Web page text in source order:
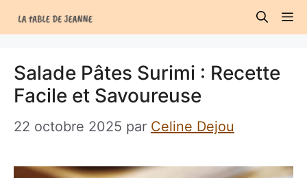
au
Salade Pâtes Surimi : Recette
Facile et Savoureuse
22 octobre 2025 par Celine Dejou